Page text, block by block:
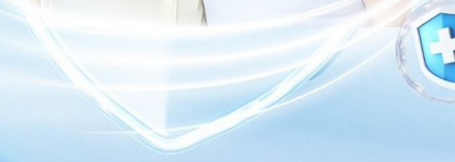
kín trên cơ thể bệnh nhân. Mọc cả vào niêm
trường hợp bị nhiễm trùng mụn nước sẽ có
do chứa mủ.